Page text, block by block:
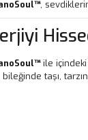
,
ile içindeki
taşı,